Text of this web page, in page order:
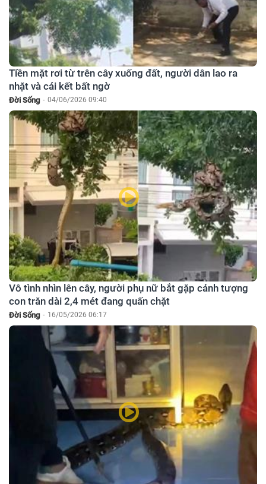
Tiền mặt rơi từ trên cây xuống đất, người dân lao ra
nhặt và cái kết bất ngờ
Đời Sống - 04/06/2026 09:40
Vô tình nhìn lên cây, người phụ nữ bắt gặp cảnh tượng
con trăn dài 2,4 mét đang quấn chặt
Đời Sống - 16/05/2026 06:17